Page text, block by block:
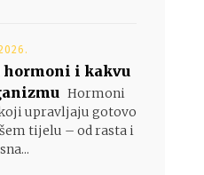
hormoni i kakvu
Hormoni
upravljaju gotovo
tijelu – od rasta i